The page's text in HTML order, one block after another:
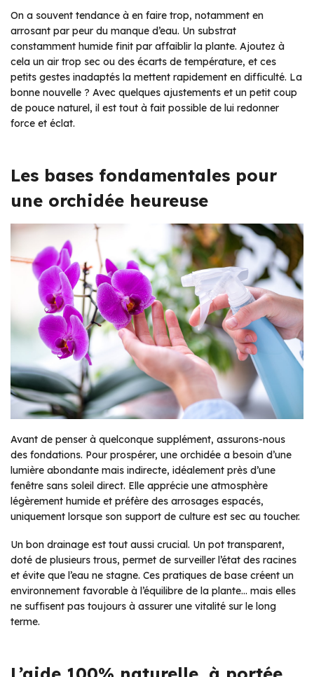
On a souvent tendance à en faire trop, notamment en
arrosant par peur du manque d’eau. Un substrat
constamment humide finit par affaiblir la plante. Ajoutez à
cela un air trop sec ou des écarts de température, et ces
petits gestes inadaptés la mettent rapidement en difficulté. La
bonne nouvelle ? Avec quelques ajustements et un petit coup
de pouce naturel, il est tout à fait possible de lui redonner
force et éclat.
Les bases fondamentales pour
une orchidée heureuse
Avant de penser à quelconque supplément, assurons-nous
des fondations. Pour prospérer, une orchidée a besoin d’une
lumière abondante mais indirecte, idéalement près d’une
fenêtre sans soleil direct. Elle apprécie une atmosphère
légèrement humide et préfère des arrosages espacés,
uniquement lorsque son support de culture est sec au toucher.
Un bon drainage est tout aussi crucial. Un pot transparent,
doté de plusieurs trous, permet de surveiller l’état des racines
et évite que l’eau ne stagne. Ces pratiques de base créent un
environnement favorable à l’équilibre de la plante… mais elles
ne suffisent pas toujours à assurer une vitalité sur le long
terme.